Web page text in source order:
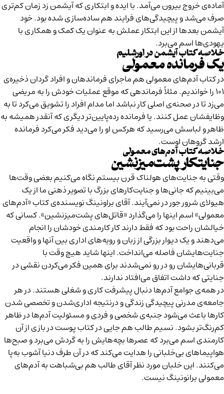
آماده‌ی خروج بیرون می‌آمد. با ایده‌ و ابتکاری که آیشمن زد زمان کم‌تری
صرف می‌شد و پیچیدگی‌های فرایند هم ساده‌سازی شده بود. خود
آیشمن بعدها از این ابتکار عملش به عنوان یک کمک و همکاری با
یهودی‌ها اسم می‌برد.
خلاصه کتاب آیشمن در اورشلیم
یک فرمانده معمولی
در کتاب آدم‌های معمولی هم ماجرای فرماندهان و افراد گردان ذخیره‌ی
۱۰۱ را خواندیم. مثلاً فرماندهی که موقع عملیات خودش را به مریضی
می‌زد تا در صحنه‌ی اصلی کار نباشد اما مدام افراد را تشویق می‌کرد تا به
وظایفشان عمل کنند. یا فرمانده رده‌پایین‌تر دیگری که آنقدر همیشه به
ظاهر و لباسش می‌رسید که هرکس او را می‌دید فکر می‌کرد فرمانده
ارشد گروهان اوست.
خلاصه کتاب آدم‌های معمولی
جنایتکار پشت‌میزنشین
وقتی به جنایت‌های هولناک قرن بیستم نگاه می‌کنیم بعضی وقت‌ها
می‌بینیم که جانی‌ها و جنایت‌کارهای بزرگ با تصویر ذهنی ما از یک
هیولای شرور جور در نمی‌آیند.آقای براونینگنویسنده‌ی کتاب «آدم‌های
معمولی» اسم اینها را می‌گذارد «قاتل‌های پشت‌میزنشین». کسانی که
خیالشان راحت بود که فقط دارند کار کارمندی خودشان را انجام
می‌دهند و یک دیوار بزرگی از زبان و رویه‌های اداری بین آنها و واقعیت
جنایت‌هایشان فاصله می‌انداخت. اینها شاید هیچ وقت با
قربانی‌هایشان رو در رو نمی‌شدند برای همین فکر می‌کردن نقشی در
جنایتی که داشت اتفاق می‌افتاد ندارند.
در همه‌ی جوامع آدم‌ها دنبال پیشرفت کاری و شغلی هستند. در هر
جامعه‌ی مدرنی پیچیدگی زندگی و درنتیجه اداری‌شدن و تخصصی شدن
کارها باعث می‌شود جنبه‌ی شخصی و فردی و مسئولیت آدم‌ها در ظاهر
کم‌رنگ‌تر بشود. نسیم طالب هم جایی در کتابپوست در بازیاز آن
کارمندی اسم می‌برد که عصرها بچه‌هایش را به گردش می‌برد و صبح‌ها
هواپیماهای بی‌خلبانی را هدایت می‌کند که در آن طرف دنیا آشوب به‌پا
می‌کنند. این خلبان مورد نظر آقای طالب هم بی‌شباهت به آدم‌های
معمولی برانونینگ نیست.